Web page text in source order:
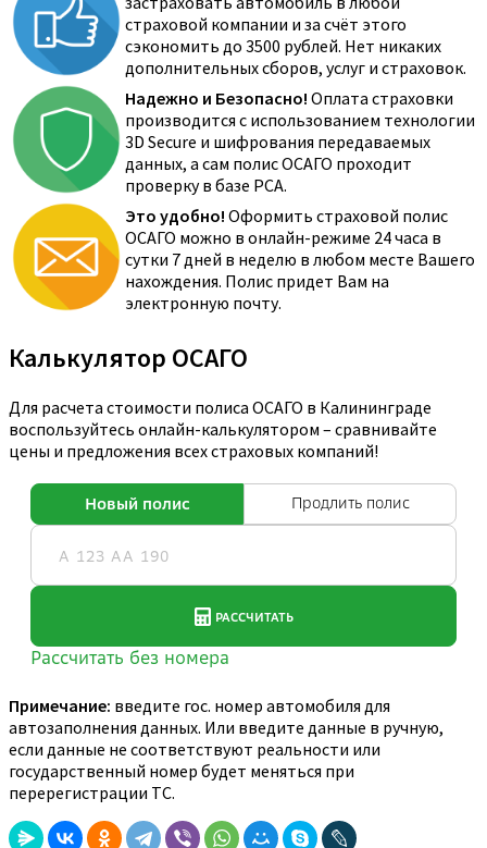
страховой компании и за счёт этого
сэкономить до 3500 рублей. Нет никаких
дополнительных сборов, услуг и страховок.
Надежно и Безопасно! Оплата страховки
производится с использованием технологии
3D Secure и шифрования передаваемых
данных, а сам полис ОСАГО проходит
проверку в базе РСА.
Это удобно! Оформить страховой полис
ОСАГО можно в онлайн-режиме 24 часа в
сутки 7 дней в неделю в любом месте Вашего
нахождения. Полис придет Вам на
электронную почту.
Калькулятор ОСАГО
Для расчета стоимости полиса ОСАГО в Калининграде
воспользуйтесь онлайн-калькулятором – сравнивайте
цены и предложения всех страховых компаний!
Примечание: введите гос. номер автомобиля для
автозаполнения данных. Или введите данные в ручную,
если данные не соответствуют реальности или
государственный номер будет меняться при
перерегистрации ТС.